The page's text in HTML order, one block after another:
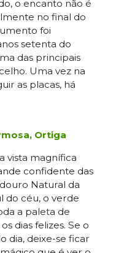
o encanto não é
no final do
foi
setenta do
das principais
Uma vez na
as placas, há
Ortiga
vista magnífica
confidente das
Natural da
do céu, o verde
a paleta de
dias felizes. Se o
dia, deixe-se ficar